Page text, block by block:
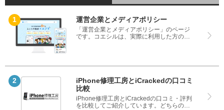
運営企業とメディアポリシー
「運営企業とメディアポリシー」のページ
です。コエシルは、実際に利用した方の口
なく、悪い口コミもしっかり掲載している
さい。
iPhone修理工房とiCrackedの口コミ
比較
iPhone修理工房とiCrackedの口コミ・評判
を比較してご紹介しています。どちらのサ